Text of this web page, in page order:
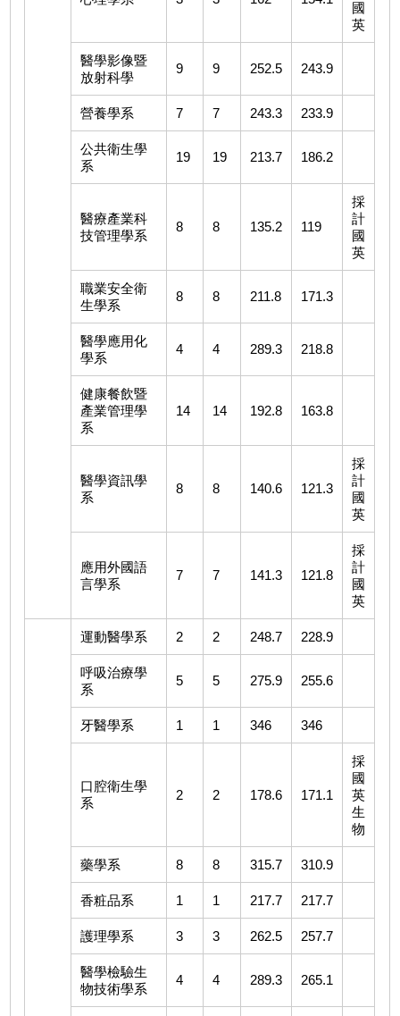
國
英
醫學影像暨
放射科學
9 9 252.5 243.9
營養學系 7 7 243.3 233.9
公共衛生學
系
19 19 213.7 186.2
醫療產業科
技管理學系
8 8 135.2 119
採
計
國
英
職業安全衛
生學系
8 8 211.8 171.3
醫學應用化
學系
4 4 289.3 218.8
健康餐飲暨
產業管理學
系
14 14 192.8 163.8
醫學資訊學
系
8 8 140.6 121.3
採
計
國
英
應用外國語
言學系
7 7 141.3 121.8
採
計
國
英
運動醫學系 2 2 248.7 228.9
呼吸治療學
系
5 5 275.9 255.6
牙醫學系 1 1 346 346
口腔衛生學
系
2 2 178.6 171.1
採
國
英
生
物
藥學系 8 8 315.7 310.9
香粧品系 1 1 217.7 217.7
護理學系 3 3 262.5 257.7
醫學檢驗生
物技術學系
4 4 289.3 265.1